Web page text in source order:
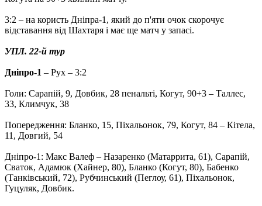
3:2 – на користь Дніпра-1, який до п'яти очок скорочує
відставання від Шахтаря і має ще матч у запасі.
УПЛ. 22-й тур
Дніпро-1 – Рух – 3:2
Голи: Сарапій, 9, Довбик, 28 пенальті, Когут, 90+3 – Таллес,
33, Климчук, 38
Попередження: Бланко, 15, Піхальонок, 79, Когут, 84 – Кітела,
11, Довгий, 54
Дніпро-1: Макс Валеф – Назаренко (Матаррита, 61), Сарапій,
Сваток, Адамюк (Хайнер, 80), Бланко (Когут, 80), Бабенко
(Танківський, 72), Рубчинський (Пеглоу, 61), Піхальонок,
Гуцуляк, Довбик.